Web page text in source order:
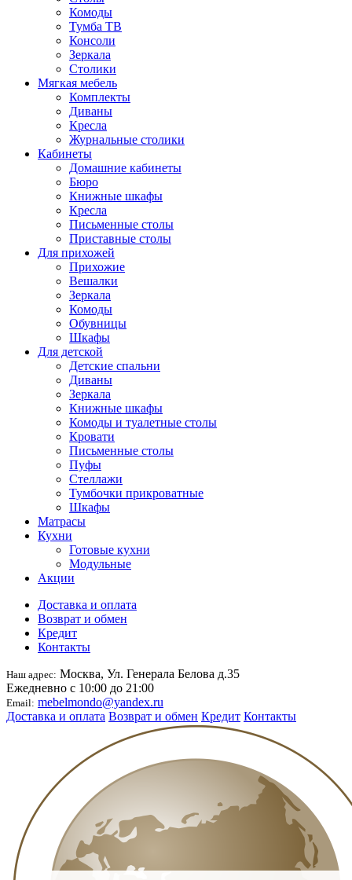
Комоды
Тумба ТВ
Консоли
Зеркала
Столики
Мягкая мебель
Комплекты
Диваны
Кресла
Журнальные столики
Кабинеты
Домашние кабинеты
Бюро
Книжные шкафы
Кресла
Письменные столы
Приставные столы
Для прихожей
Прихожие
Вешалки
Зеркала
Комоды
Обувницы
Шкафы
Для детской
Детские спальни
Диваны
Зеркала
Книжные шкафы
Комоды и туалетные столы
Кровати
Письменные столы
Пуфы
Стеллажи
Тумбочки прикроватные
Шкафы
Матрасы
Кухни
Готовые кухни
Модульные
Акции
Доставка и оплата
Возврат и обмен
Кредит
Контакты
Наш адрес: Москва, Ул. Генерала Белова д.35
Ежедневно с 10:00 до 21:00
Email: mebelmondo@yandex.ru
Доставка и оплата Возврат и обмен Кредит Контакты